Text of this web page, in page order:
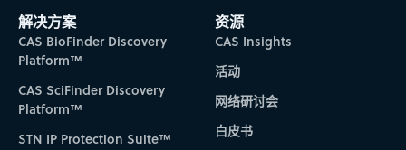
Subscribe to CAS Insights
解决方案
CAS BioFinder Discovery
Platform™
CAS SciFinder Discovery
Platform™
STN IP Protection Suite™
资源
CAS Insights
活动
网络研讨会
白皮书